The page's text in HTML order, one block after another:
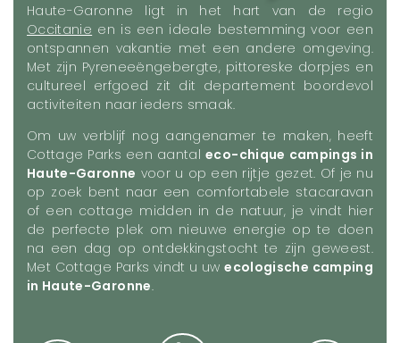
Haute-Garonne ligt in het hart van de regio
Occitanie en is een ideale bestemming voor een
ontspannen vakantie met een andere omgeving.
Met zijn Pyreneeëngebergte, pittoreske dorpjes en
cultureel erfgoed zit dit departement boordevol
activiteiten naar ieders smaak.
Om uw verblijf nog aangenamer te maken, heeft
Cottage Parks een aantaleco-chique campings in
Haute-Garonne voor u op een rijtje gezet. Of je nu
op zoek bent naar een comfortabele stacaravan
of een cottage midden in de natuur, je vindt hier
de perfecte plek om nieuwe energie op te doen
na een dag op ontdekkingstocht te zijn geweest.
Met Cottage Parks vindt u uwecologische camping
in Haute-Garonne.